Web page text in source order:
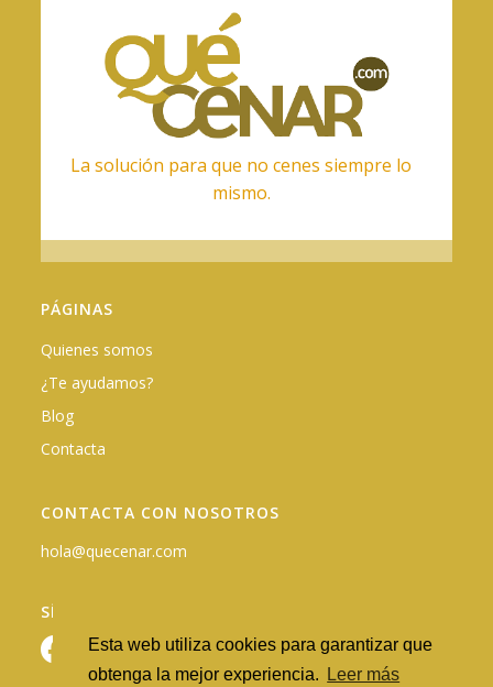
Esta web utiliza cookies para garantizar que
obtenga la mejor experiencia.
Leer más
La solución para que no cenes siempre lo
mismo.
PÁGINAS
Quienes somos
¿Te ayudamos?
Blog
Contacta
CONTACTA CON NOSOTROS
hola@quecenar.com
SÍGUENOS EN REDES